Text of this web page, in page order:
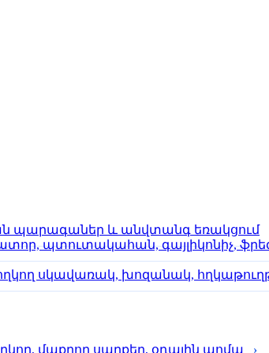
պարագաներ և անվտանգ եռակցում
պտուտակահան, գայլիկոնիչ,
սկավառակ, խոզանակ,
մաքրող սարքեր, օդային պոմպ